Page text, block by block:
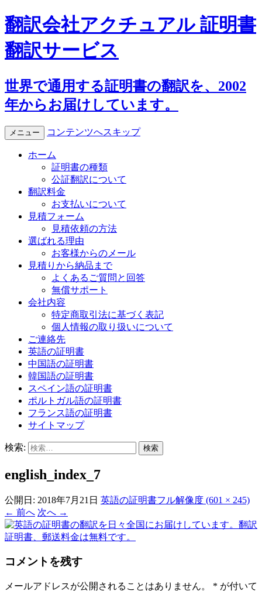
翻訳会社アクチュアル 証明書
翻訳サービス
世界で通用する証明書の翻訳を、2002
年からお届けしています。
メニュー コンテンツへスキップ
ホーム
証明書の種類
公証翻訳について
翻訳料金
お支払いについて
見積フォーム
見積依頼の方法
選ばれる理由
お客様からのメール
見積りから納品まで
よくあるご質問と回答
無償サポート
会社内容
特定商取引法に基づく表記
個人情報の取り扱いについて
ご連絡先
英語の証明書
中国語の証明書
韓国語の証明書
スペイン語の証明書
ポルトガル語の証明書
フランス語の証明書
サイトマップ
検索:
english_index_7
公開日: 2018年7月21日 英語の証明書フル解像度 (601 × 245)
← 前へ 次へ →
コメントを残す
メールアドレスが公開されることはありません。 * が付いて